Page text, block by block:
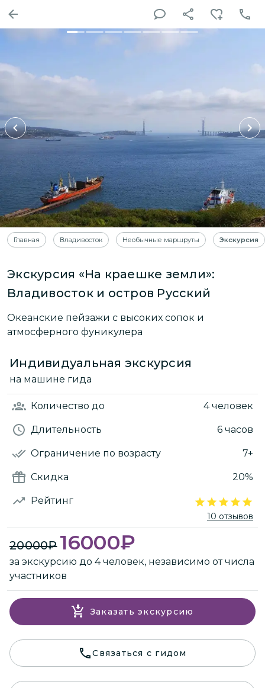
Главная Владивосток Необычные маршруты Экскурсия
Экскурсия «На краешке земли»:
Владивосток и остров Русский
Океанские пейзажи с высоких сопок и
атмосферного фуникулера
Индивидуальная экскурсия
на машине гида
Количество до 4 человек
Длительность 6 часов
Ограничение по возрасту 7+
Скидка 20%
Рейтинг
10 отзывов
20000₽ 16000₽
за экскурсию до 4 человек, независимо от числа
участников
Заказать экскурсию
Связаться с гидом